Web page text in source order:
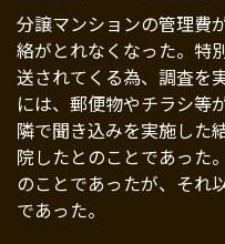
分譲マンションの管理費
絡がとれなくなった。特
送されてくる為、調査を
には、郵便物やチラシ等
隣で聞き込みを実施した
院したとのことであった
のことであったが、それ
であった。